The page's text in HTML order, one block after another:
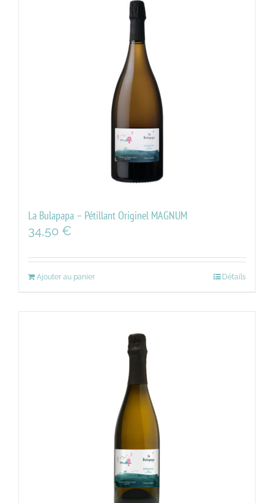
La Bulapapa – Pétillant Originel MAGNUM
34,50 €
Ajouter au panier Détails